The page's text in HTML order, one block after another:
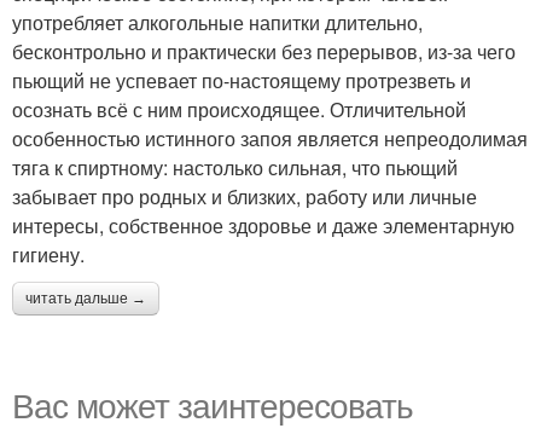
употребляет алкогольные напитки длительно,
бесконтрольно и практически без перерывов, из-за чего
пьющий не успевает по-настоящему протрезветь и
осознать всё с ним происходящее. Отличительной
особенностью истинного запоя является непреодолимая
тяга к спиртному: настолько сильная, что пьющий
забывает про родных и близких, работу или личные
интересы, собственное здоровье и даже элементарную
гигиену.
читать дальше →
Вас может заинтересовать